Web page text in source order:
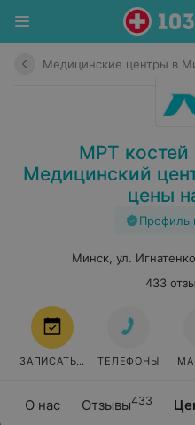
Медицинские центры в
МРТ костей
Медицинский
цены
Профиль
О нас Отзывы433
Минск, ул.
433
ЗАПИСАТЬСЯ ТЕЛЕФОНЫ